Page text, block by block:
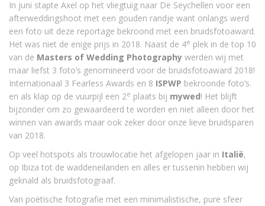
In juni stapte Axel op het vliegtuig naar De Seychellen voor een
afterweddingshoot met een gouden randje want onlangs werd
een foto uit deze reportage bekroond met een bruidsfotoaward.
Het was niet de enige prijs in 2018. Naast de 4e plek in de top 10
van de Masters of Wedding Photography werden wij met
maar liefst 3 foto’s genomineerd voor de bruidsfotoaward 2018!
Internationaal 3 Fearless Awards en 8 ISPWP bekroonde foto’s.
en als klap op de vuurpijl een 2e plaats bij mywed! Het blijft
bijzonder om zo gewaardeerd te worden en niet alleen door het
winnen van awards maar ook zeker door onze lieve bruidsparen
van 2018.
Op veel hotspots als trouwlocatie het afgelopen jaar in Italië,
op Ibiza tot de waddeneilanden en alles er tussenin hebben wij
geknald als bruidsfotograaf.
Van poëtische fotografie met een minimalistische, pure sfeer